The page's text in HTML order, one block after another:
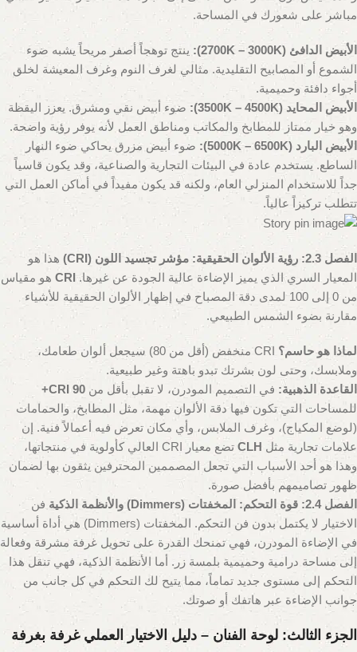
مباشر على شعورك في المساحة.
الأبيض الدافئ (2700K – 3000K):
ينتج توهجاً أصفر مريحاً يشبه ضوء
الشموع أو المصابيح التقليدية. مثالي لغرف النوم وغرف المعيشة لخلق
أجواء دافئة وحميمية.
الأبيض المحايد (3500K – 4500K):
ضوء أبيض نقي ومشرق. يعزز اليقظة
وهو خيار ممتاز للمطابخ والمكاتب ومناطق العمل لأنه يوفر رؤية واضحة.
الأبيض البارد (5000K – 6500K):
ضوء أبيض مزرق يحاكي ضوء النهار
الساطع. يستخدم عادة في البيئات التجارية والصناعية، وقد يكون قاسياً
جداً للاستخدام المنزلي العام، ولكنه قد يكون مفيداً في أماكن العمل التي
تتطلب تركيزاً عالياً.
الفصل 2.3: رؤية الألوان الحقيقية: مؤشر تجسيد اللون (CRI)
هذا هو
المعيار السري الذي يميز الإضاءة عالية الجودة عن غيرها.CRI هو مقياس
من 0 إلى 100 لمدى دقة المصباح في إظهار الألوان الحقيقية للأشياء
مقارنة بضوء الشمس الطبيعي.
لماذا هو حاسم؟
CRI منخفض (أقل من 80) سيجعل ألوان طعامك،
وملابسك، وحتى لون بشرتك تبدو باهتة وغير طبيعية.
القاعدة الذهبية: في التصميم المودرن، لا تقبل بأقل من CRI 90+
للمساحات التي تكون فيها دقة الألوان مهمة، مثل المطابخ، والحمامات
(لوضع المكياج)، وغرف الملابس، وأي مكان تعرض فيه أعمالاً فنية. إن
علامات تجارية مثل CLH
تضع معيار CRI العالي كأولوية في منتجاتها،
وهذا هو أحد الأسباب التي تجعل المصممين المحترفين يثقون بها لضمان
ظهور تصاميمهم بأفضل صورة.
الفصل 2.4: قوة التحكم: المخفتات (Dimmers) والأنظمة الذكية
فن
الاختيار لا يكتمل بدون فن التحكم. المخفتات (Dimmers) هي أداة أساسية
في الإضاءة المودرن، فهي تمنحك القدرة على تحويل غرفة مشرقة وفعالة
إلى مساحة درامية وحميمية بلمسة زر. أما الأنظمة الذكية، فهي تنقل هذا
التحكم إلى مستوى جديد تماماً، مما يتيح لك التحكم في كل جانب من
جوانب الإضاءة عبر هاتفك أو صوتك.
الجزء الثالث: لوحة الفنان – دليل الاختيار العملي غرفة بغرفة